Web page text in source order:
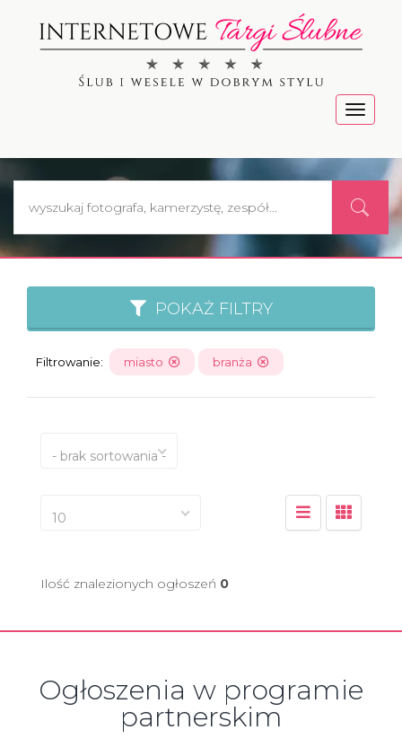
Menu
POKAŻ FILTRY
Filtrowanie: miasto branża
- brak sortowania -
10
Ilość znalezionych ogłoszeń 0
Ogłoszenia w programie
partnerskim